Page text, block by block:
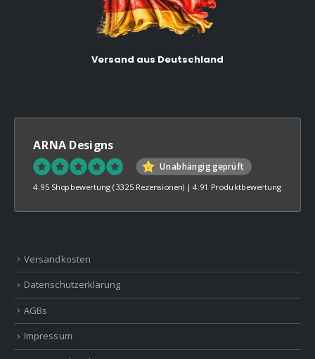
Versand aus Deutschland
ARNA Designs
Unabhängig geprüft
4.95 Shopbewertung (3325 Rezensionen) |4.91 Produktbewertung
Versandkosten
Datenschutzerklärung
AGBs
Impressum